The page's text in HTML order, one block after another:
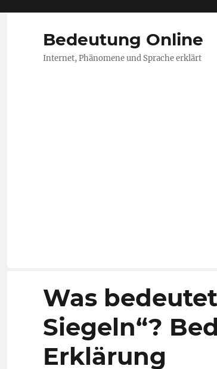
Bedeutung Online
Internet, Phänomene und Sprache erklärt
Was
Siegeln“?
Erklärung